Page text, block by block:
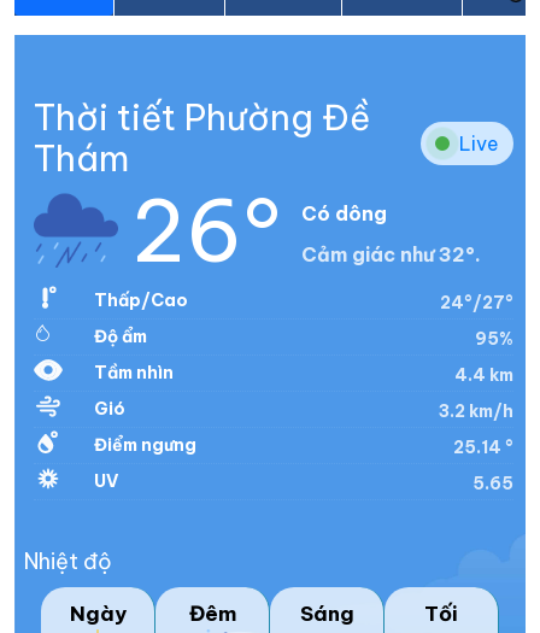
Thời tiết Phường Đề
Thám
Live
26°
Có dông
Cảm giác như 32°.
Thấp/Cao
24°/27°
Độ ẩm
95%
Tầm nhìn
4.4 km
Gió
3.2 km/h
Điểm ngưng
25.14 °
UV
5.65
Nhiệt độ
Ngày Đêm Sáng Tối